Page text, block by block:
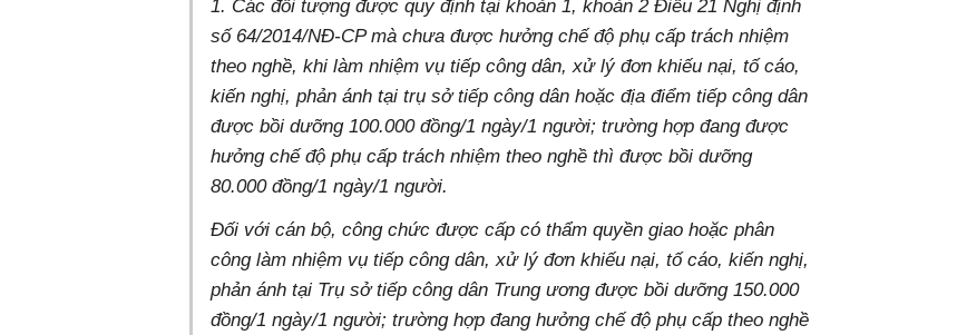
1. Các đối tượng được quy định tại khoản 1, khoản 2 Điều 21 Nghị định
số 64/2014/NĐ-CP mà chưa được hưởng chế độ phụ cấp trách nhiệm
theo nghề, khi làm nhiệm vụ tiếp công dân, xử lý đơn khiếu nại, tố cáo,
kiến nghị, phản ánh tại trụ sở tiếp công dân hoặc địa điểm tiếp công dân
được bồi dưỡng 100.000 đồng/1 ngày/1 người; trường hợp đang được
hưởng chế độ phụ cấp trách nhiệm theo nghề thì được bồi dưỡng
80.000 đồng/1 ngày/1 người.
Đối với cán bộ, công chức được cấp có thẩm quyền giao hoặc phân
công làm nhiệm vụ tiếp công dân, xử lý đơn khiếu nại, tố cáo, kiến nghị,
phản ánh tại Trụ sở tiếp công dân Trung ương được bồi dưỡng 150.000
đồng/1 ngày/1 người; trường hợp đang hưởng chế độ phụ cấp theo nghề